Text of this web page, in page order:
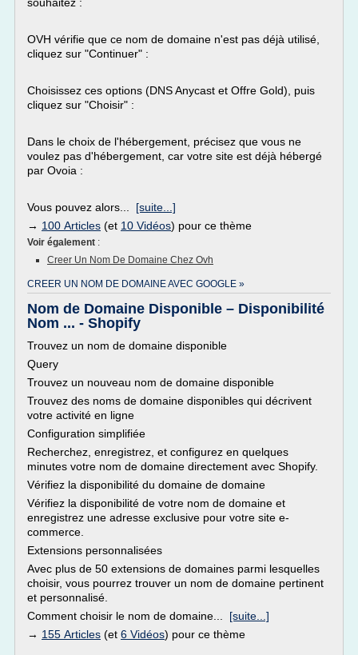
OVH vérifie que ce nom de domaine n'est pas déjà utilisé,
cliquez sur "Continuer" :
Choisissez ces options (DNS Anycast et Offre Gold), puis
cliquez sur "Choisir" :
Dans le choix de l'hébergement, précisez que vous ne
voulez pas d'hébergement, car votre site est déjà hébergé
par Ovoia :
Vous pouvez alors... [suite...]
→ 100 Articles (et 10 Vidéos) pour ce thème
Voir également :
Creer Un Nom De Domaine Chez Ovh
CREER UN NOM DE DOMAINE AVEC GOOGLE »
Nom de Domaine Disponible – Disponibilité
Nom ... - Shopify
Trouvez un nom de domaine disponible
Query
Trouvez un nouveau nom de domaine disponible
Trouvez des noms de domaine disponibles qui décrivent
votre activité en ligne
Configuration simplifiée
Recherchez, enregistrez, et configurez en quelques
minutes votre nom de domaine directement avec Shopify.
Vérifiez la disponibilité du domaine de domaine
Vérifiez la disponibilité de votre nom de domaine et
enregistrez une adresse exclusive pour votre site e-
commerce.
Extensions personnalisées
Avec plus de 50 extensions de domaines parmi lesquelles
choisir, vous pourrez trouver un nom de domaine pertinent
et personnalisé.
Comment choisir le nom de domaine... [suite...]
→ 155 Articles (et 6 Vidéos) pour ce thème